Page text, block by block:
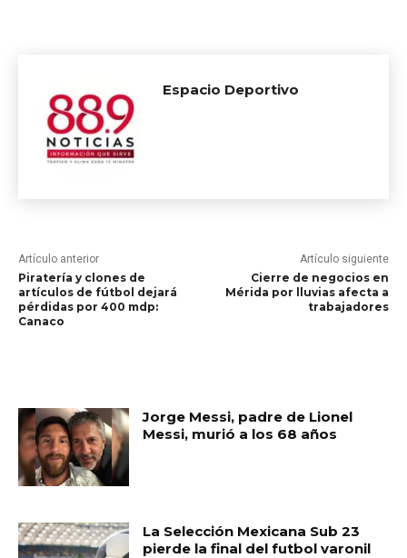
Espacio Deportivo
Artículo anterior
Piratería y clones de
artículos de fútbol dejará
pérdidas por 400 mdp:
Canaco
Artículo siguiente
Cierre de negocios en
Mérida por lluvias afecta a
trabajadores
Jorge Messi, padre de Lionel
Messi, murió a los 68 años
La Selección Mexicana Sub 23
pierde la final del futbol varonil